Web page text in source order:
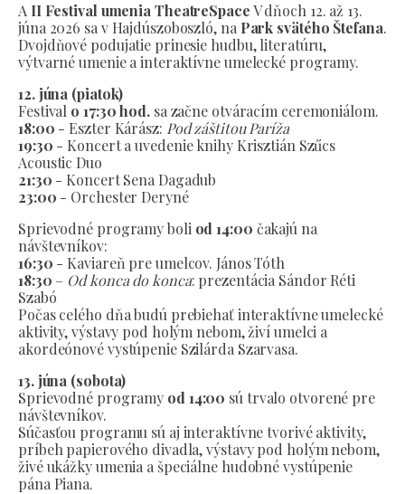
A II Festival umenia TheatreSpaceV dňoch 12. až 13.
júna 2026 sa v Hajdúszoboszló, na Park svätého Štefana.
Dvojdňové podujatie prinesie hudbu, literatúru,
výtvarné umenie a interaktívne umelecké programy.
12. júna (piatok)
Festival o 17:30 hod.sa začne otváracím ceremoniálom.
18:00 - Eszter Kárász: Pod záštitou Paríža
19:30 - Koncert a uvedenie knihy Krisztián Szűcs
Acoustic Duo
21:30 - Koncert Sena Dagadub
23:00 - Orchester Deryné
Sprievodné programy boli od 14:00 čakajú na
návštevníkov:
16:30 - Kaviareň pre umelcov. János Tóth
18:30 – Od konca do konca: prezentácia Sándor Réti
Szabó
Počas celého dňa budú prebiehať interaktívne umelecké
aktivity, výstavy pod holým nebom, živí umelci a
akordeónové vystúpenie Szilárda Szarvasa.
13. júna (sobota)
Sprievodné programy od 14:00 sú trvalo otvorené pre
návštevníkov.
Súčasťou programu sú aj interaktívne tvorivé aktivity,
príbeh papierového divadla, výstavy pod holým nebom,
živé ukážky umenia a špeciálne hudobné vystúpenie
pána Piana.